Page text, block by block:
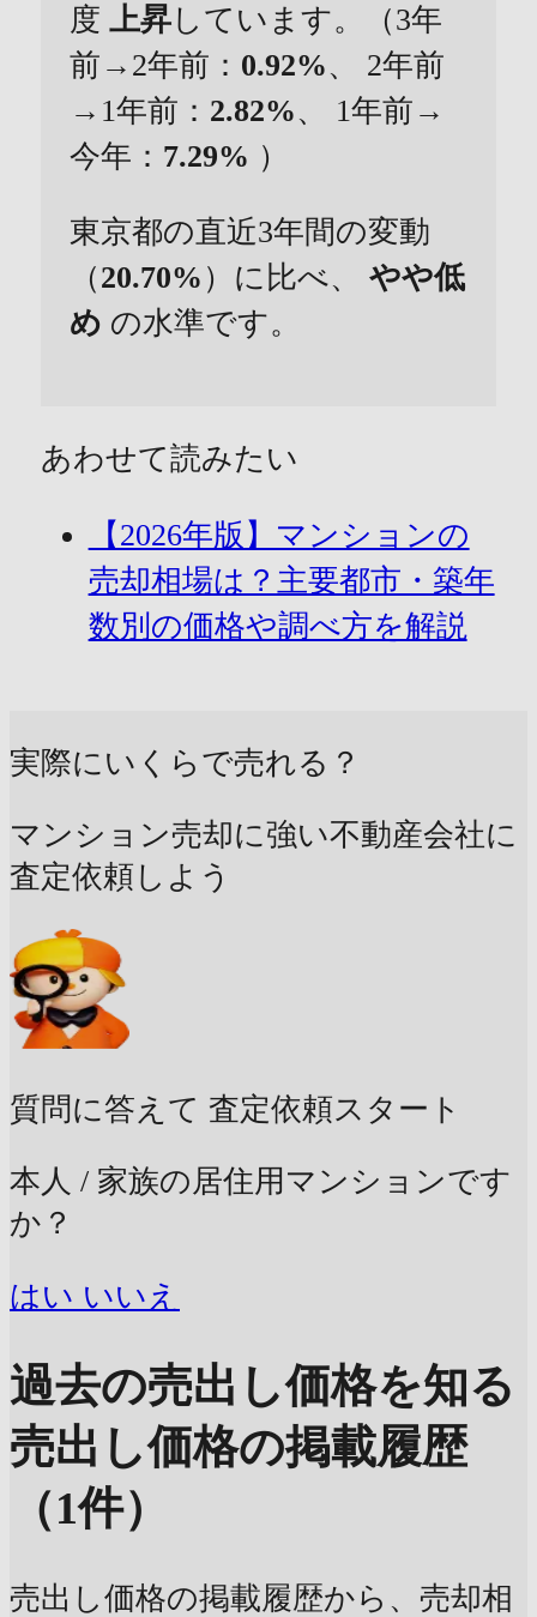
度 上昇しています。（3年
前→2年前： 0.92%、 2年前
→1年前： 2.82%、 1年前→
今年： 7.29% ）
東京都の直近3年間の変動
（20.70% ）に比べ、
やや低
め の水準です。
あわせて読みたい
【2026年版】マンションの
売却相場は？主要都市・築年
数別の価格や調べ方を解説
実際にいくらで売れる？
マンション売却に強い不動産会社に
査定依頼しよう
質問に答えて 査定依頼スタート
本人 / 家族の居住用マンションです
か？
はい いいえ
過去の売出し価格を知る
売出し価格の掲載履歴
（1件）
売出し価格の掲載履歴から、売却相